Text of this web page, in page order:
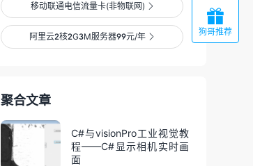
移动联通电信流量卡(非物联网) 
阿里云2核2G3M服务器99元/年 
聚合文章
C#与visionPro工业视觉教
程——C#显示相机实时画
面

狗哥推荐